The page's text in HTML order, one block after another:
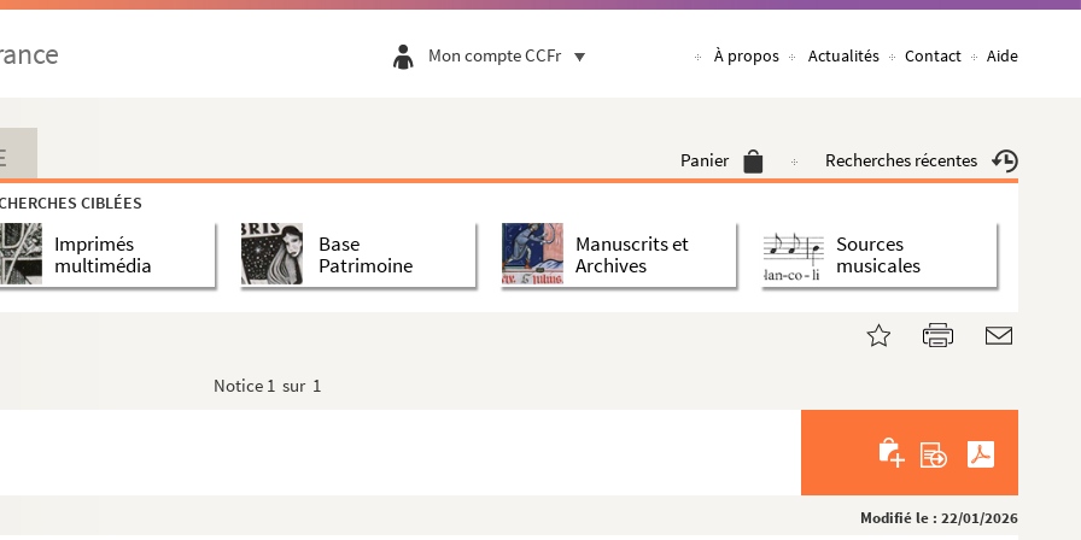
Mon compte CCFr À propos Actualités Contact Aide
Panier Recherches récentes
CIBLÉES
Imprimés
multimédia
Base
Patrimoine
Manuscrits et
Archives
Sources
musicales
Notice 1 sur 1
Modifié le : 22/01/2026
et consulaires de France et étrangè...
en France entre 1882 et 1912
et actualité (registre)